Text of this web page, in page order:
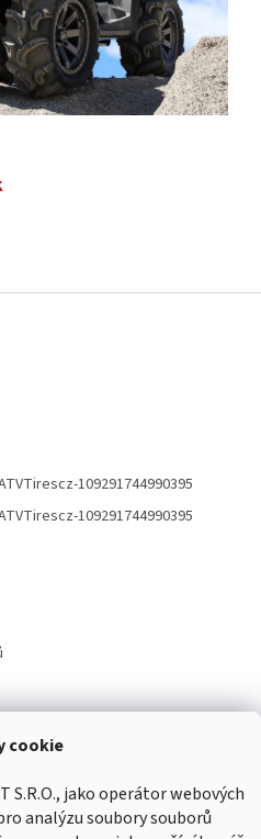
cookie
S.R.O., jako operátor webových
analýzu soubory souborů
109291744990395
109291744990395